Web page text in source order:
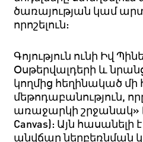
ծառայության կամ
որոշելուն:
Գոյություն ունի Իվ
Օսթերվալդերի և
կողմից հեղինակած մի
մեթոդաբանություն,
առաջարկի շրջանակ»
Canvas): Այն
անվճար ներբեռնման